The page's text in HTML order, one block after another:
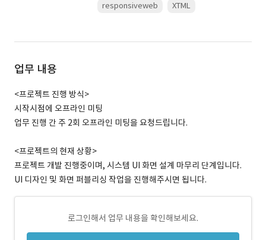
responsiveweb
XTML
업무 내용
<프로젝트 진행 방식>
시작시점에 오프라인 미팅
업무 진행 간 주 2회 오프라인 미팅을 요청드립니다.
<프로젝트의 현재 상황>
프로젝트 개발 진행중이며, 시스템 UI 화면 설계 마무리 단계입니다.
UI 디자인 및 화면 퍼블리싱 작업을 진행해주시면 됩니다.
로그인해서 업무 내용을 확인해보세요.